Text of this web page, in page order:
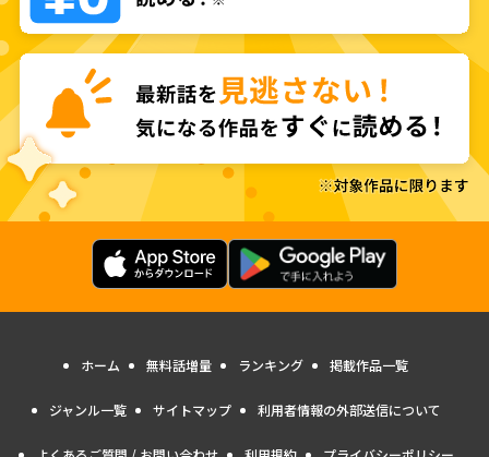
ホーム 無料話増量 ランキング 掲載作品一覧
ジャンル一覧 サイトマップ 利用者情報の外部送信について